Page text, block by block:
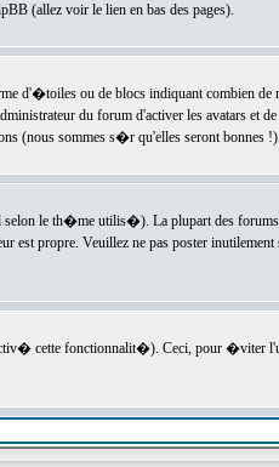
(allez voir le lien en bas des pages).
d'�toiles ou de blocs indiquant combien de
du forum d'activer les avatars et
(nous sommes s�r qu'elles seront bonnes !).
le th�me utilis�). La plupart des
est propre. Veuillez ne pas poster
cette fonctionnalit�). Ceci, pour �viter